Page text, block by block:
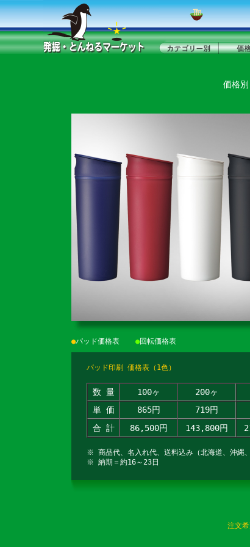
価格別
●パッド価格表 ●回転価格表
パッド印刷 価格表（1色）
数 量 100ヶ 200ヶ
単 価
865円 719円
合 計
86,500円 143,800円
※ 商品代、名入れ代、送料込み（北海道、沖縄
※ 納期＝約16～23日
注文